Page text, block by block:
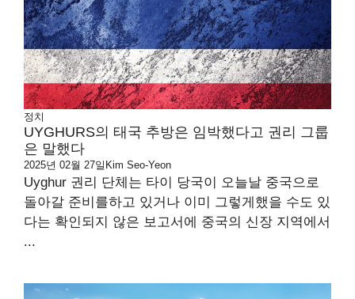
정치
UYGHURS의 태국 추방은 임박했다고 권리 그룹
은 말했다
2025년 02월 27일 Kim Seo-Yeon
Uyghur 권리 단체는 타이 당국이 오늘날 중국으로
돌아갈 준비를하고 있거나 이미 그렇게했을 수도 있
다는 확인되지 않은 보고서에 중국의 신장 지역에서
...